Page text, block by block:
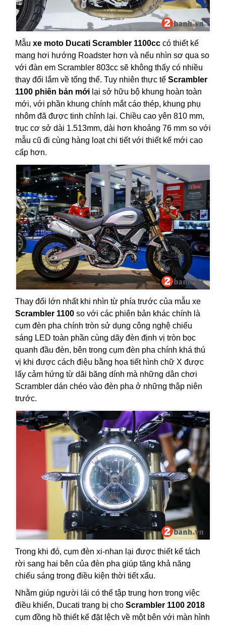
Mẫu xe moto Ducati Scrambler 1100cc có thiết kế
mang hơi hướng Roadster hơn và nếu nhìn sơ qua so
với đàn em Scrambler 803cc sẽ không thấy có nhiều
thay đổi lắm về tổng thể. Tuy nhiên thực tế Scrambler
1100 phiên bản mới lại sở hữu bộ khung hoàn toàn
mới, với phần khung chính mắt cáo thép, khung phụ
nhôm đã được tinh chỉnh lại. Chiều cao yên 810 mm,
trục cơ sở dài 1.513mm, dài hơn khoảng 76 mm so với
mẫu cũ đi cùng hàng loạt chi tiết với thiết kế mới cao
cấp hơn.
Thay đổi lớn nhất khi nhìn từ phía trước của mẫu xe
Scrambler 1100 so với các phiên bản khác chính là
cụm đèn pha chính tròn sử dụng công nghệ chiếu
sáng LED toàn phần cùng dãy đèn định vị tròn bọc
quanh đầu đèn, bên trong cụm đèn pha chính khá thú
vị khi được cách điệu bằng họa tiết hình chữ X được
lấy cảm hứng từ dãi băng dính mà những dân chơi
Scrambler dán chéo vào đèn pha ở những thập niên
trước.
Trong khi đó, cụm đèn xi-nhan lại được thiết kế tách
rời sang hai bên của đèn pha giúp tăng khả năng
chiếu sáng trong điều kiện thời tiết xấu.
Nhằm giúp người lái có thể tập trung hơn trong việc
điều khiển, Ducati trang bị cho Scrambler 1100 2018
cụm đồng hồ thiết kế đặt lệch về một bên với màn hình